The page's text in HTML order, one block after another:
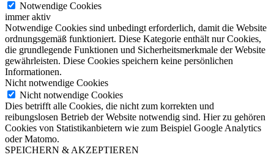
Notwendige Cookies
immer aktiv
Notwendige Cookies sind unbedingt erforderlich, damit die Website
ordnungsgemäß funktioniert. Diese Kategorie enthält nur Cookies,
die grundlegende Funktionen und Sicherheitsmerkmale der Website
gewährleisten. Diese Cookies speichern keine persönlichen
Informationen.
Nicht notwendige Cookies
Nicht notwendige Cookies
Dies betrifft alle Cookies, die nicht zum korrekten und
reibungslosen Betrieb der Website notwendig sind. Hier zu gehören
Cookies von Statistikanbietern wie zum Beispiel Google Analytics
oder Matomo.
SPEICHERN & AKZEPTIEREN